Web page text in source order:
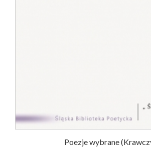
Poezje wybrane